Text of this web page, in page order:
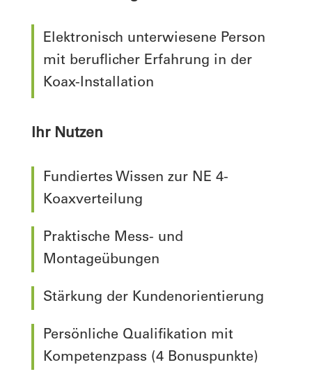
Elektronisch unterwiesene Person
mit beruflicher Erfahrung in der
Koax-Installation
Ihr Nutzen
Fundiertes Wissen zur NE 4-
Koaxverteilung
Praktische Mess- und
Montageübungen
Stärkung der Kundenorientierung
Persönliche Qualifikation mit
Kompetenzpass (4 Bonuspunkte)